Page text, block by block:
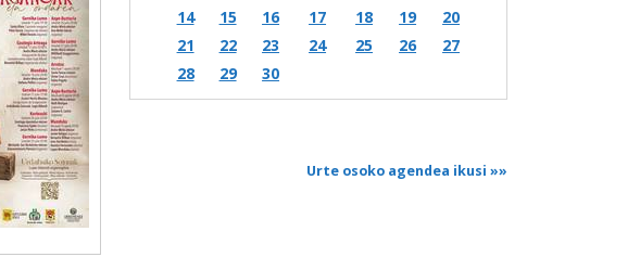
14
15 16 17 18 19
20
21
22 23 24 25 26
27
28
29 30
Urte osoko agendea ikusi »»